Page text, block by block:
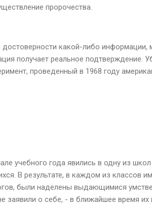
пророчества.
какой-либо информации,
получает реальное подтверждение.
проведенный в 1968 году
учебного года явились в одну из
В результате, в каждом из классов
были наделены выдающимися
заявили о себе, - в ближайшее время их